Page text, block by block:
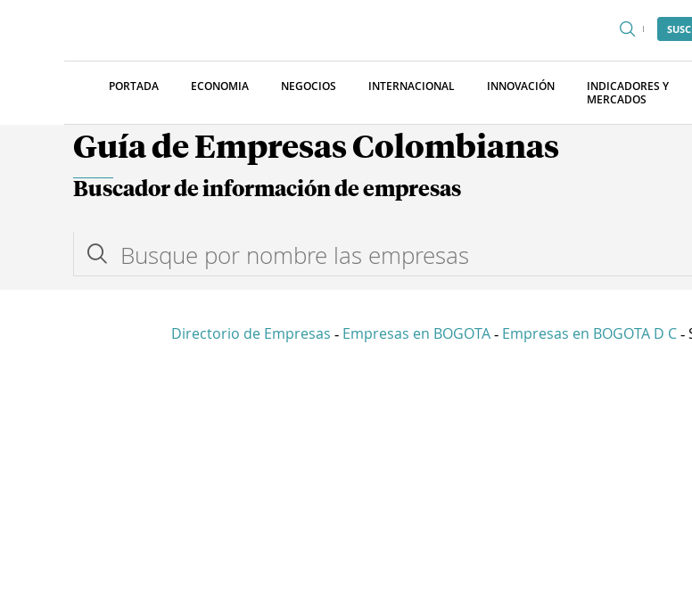
PORTADA ECONOMIA NEGOCIOS INTERNACIONAL INNOVACIÓN
INDICADORES Y
MERCADOS
Guía de Empresas Colombianas
Buscador de información de empresas
Directorio de Empresas - Empresas en BOGOTA - Empresas en BOGOTA D C -